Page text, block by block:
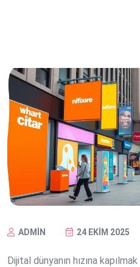
ADMIN 24 EKIM 2025
Dijital dünyanın hızına